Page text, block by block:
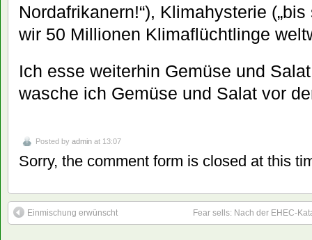
Nordafrikanern!“), Klimahysterie
wir 50 Millionen Klimaflüchtlinge
Ich esse weiterhin Gemüse und
wasche ich Gemüse und Salat vor
Posted by admin at 13:07
Sorry, the comment form is closed at this
Einmischung erwünscht Fear sells: Nach der EHEC-